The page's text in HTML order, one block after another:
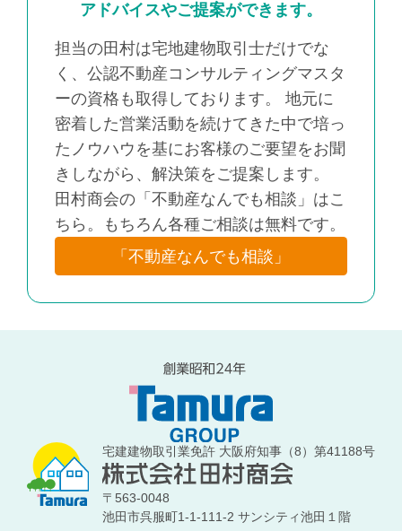
アドバイスやご提案ができます。
担当の田村は宅地建物取引士だけでな
く、公認不動産コンサルティングマスタ
ーの資格も取得しております。 地元に
密着した営業活動を続けてきた中で培っ
たノウハウを基にお客様のご要望をお聞
きしながら、解決策をご提案します。
田村商会の「不動産なんでも相談」はこ
ちら。もちろん各種ご相談は無料です。
「不動産なんでも相談」
宅建建物取引業免許 大阪府知事（8）第41188号
〒563-0048
池田市呉服町1-1-111-2 サンシティ池田１階